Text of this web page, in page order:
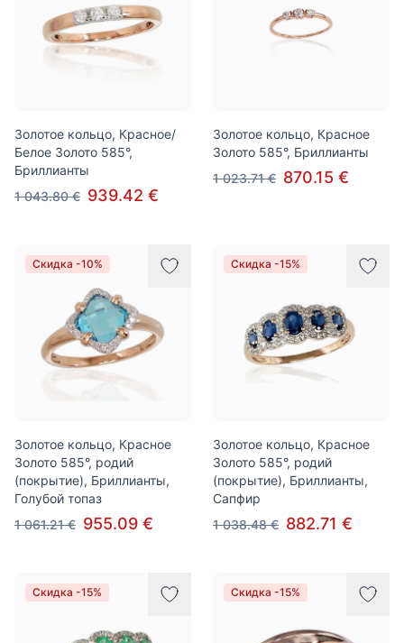
Золотое кольцо, Красное/
Белое Золото 585°,
Бриллианты
1 043.80 € 939.42 €
Золотое кольцо, Красное
Золото 585°, Бриллианты
1 023.71 € 870.15 €
Скидка -10%
Золотое кольцо, Красное
Золото 585°, родий
(покрытие), Бриллианты,
Голубой топаз
1 061.21 € 955.09 €
Скидка -15%
Золотое кольцо, Красное
Золото 585°, родий
(покрытие), Бриллианты,
Сапфир
1 038.48 € 882.71 €
Скидка -15% Скидка -15%